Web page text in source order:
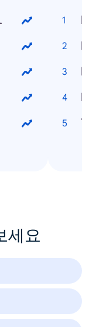
2019
세요